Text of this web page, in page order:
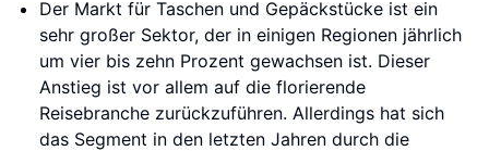
Der Markt für Taschen und Gepäckstücke ist ein
sehr großer Sektor, der in einigen Regionen jährlich
um vier bis zehn Prozent gewachsen ist. Dieser
Anstieg ist vor allem auf die florierende
Reisebranche zurückzuführen. Allerdings hat sich
das Segment in den letzten Jahren durch die